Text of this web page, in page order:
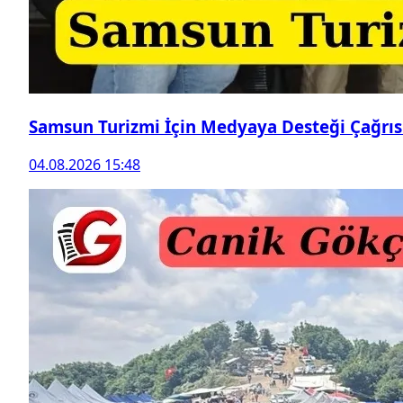
Samsun Turizmi İçin Medyaya Desteği
04.08.2026 15:48